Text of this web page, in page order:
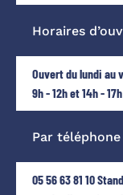
Horaires
Ouvert du lundi au
9h - 12h et 14h - 17h
Par téléphone
05 56 63 81 10